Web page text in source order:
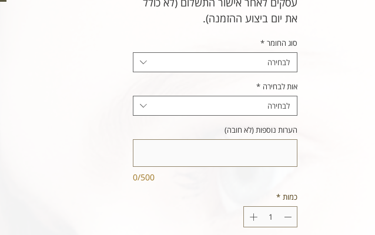
את יום ביצוע ההזמנה).
סוג החומר *
לבחירה
אות לבחירה *
לבחירה
הערות נוספות (לא חובה)
0/500
כמות *